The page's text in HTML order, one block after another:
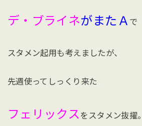
デ・ブライネがまたＡ で
スタメン起用も考えましたが、
先週使ってしっくり来た
フェリックスをスタメン抜擢。